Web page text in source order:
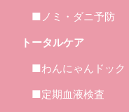
■ノミ・ダニ予防
トータルケア
■わんにゃんドック
■定期血液検査